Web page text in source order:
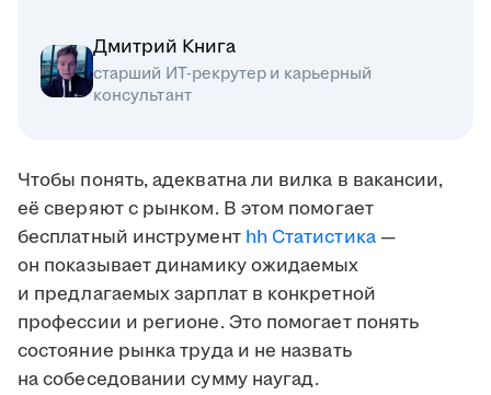
Дмитрий Книга
старший ИТ-рекрутер и карьерный
консультант
Чтобы понять, адекватна ли вилка в вакансии,
её сверяют с рынком. В этом помогает
бесплатный инструмент hh Статистика—
он показывает динамику ожидаемых
и предлагаемых зарплат в конкретной
профессии и регионе. Это помогает понять
состояние рынка труда и не назвать
на собеседовании сумму наугад.